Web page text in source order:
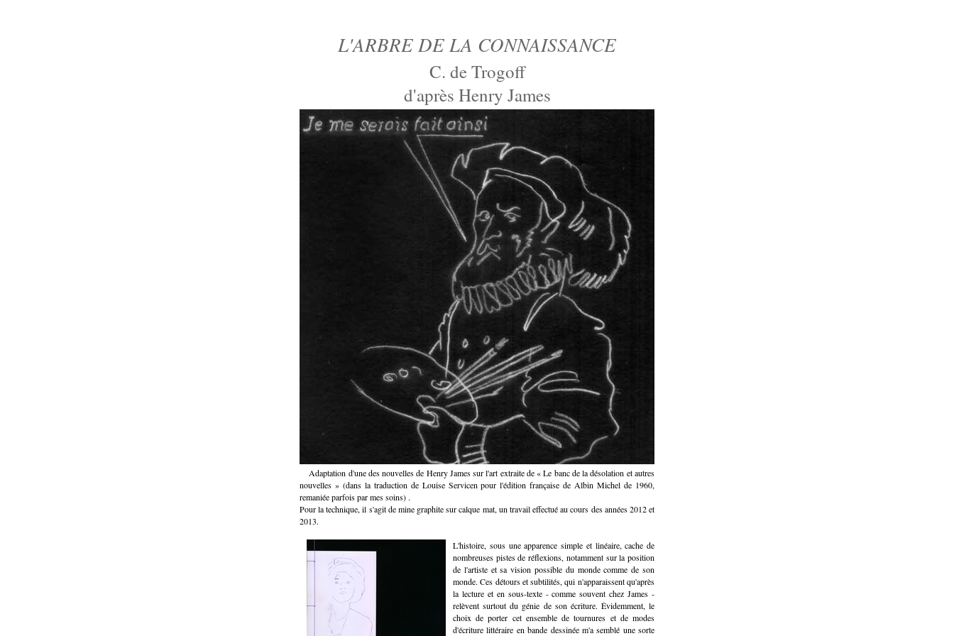
L'ARBRE DE LA CONNAISSANCE
C. de Trogoff
d'après Henry James
Adaptation d'une des nouvelles de Henry James sur l'art extraite de « Le banc de la désolation et autres
nouvelles » (dans la traduction de Louise Servicen pour l'édition française de Albin Michel de 1960,
remaniée parfois par mes soins) .
Pour la technique, il s'agit de mine graphite sur calque mat, un travail effectué au cours des années 2012 et
2013.
L'histoire, sous une apparence simple et linéaire, cache de
nombreuses pistes de réflexions, notamment sur la position
de l'artiste et sa vision possible du monde comme de son
monde. Ces détours et subtilités, qui n'apparaissent qu'après
la lecture et en sous-texte - comme souvent chez James -
relèvent surtout du génie de son écriture. Évidemment, le
choix de porter cet ensemble de tournures et de modes
d'écriture littéraire en bande dessinée m'a semblé une sorte